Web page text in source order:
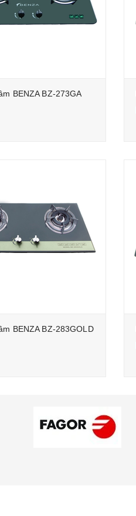
BENZA BZ-273GA
BENZA BZ-283GOLD